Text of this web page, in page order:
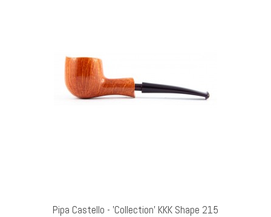
Pipa Castello - 'Collection' KKK Shape 215